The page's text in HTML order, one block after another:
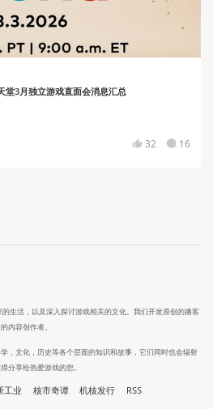
堂3月独立游戏直面会消息汇总
32 16
生活，以及深入探讨游戏相关的文化。我们开发原创的播客
内容创作者。
，文化，历史等各个层面的知识和故事，它们同时也会辐射
分享给热爱游戏的您。
工业 核市奇谭 机核发行 RSS